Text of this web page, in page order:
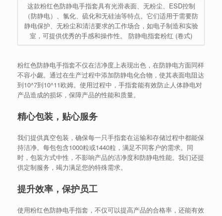
这款粉红色防静电手指套具有光滑表面、无粉尘、ESD控制
（防静电）、氯化、硫化和无硅油等特点。它们适用于需要防
静电保护、无粉尘和清洁要求的工作场合，如电子制造和实验
室，可提供优秀的手感和操作性。 防静电指套粉红 (卷式)
粉红色防静电手指套不仅在洁净度上表现出色，在防静电方面同样
不容小觑。通过在生产过程中添加防静电化合物，使其表面电阻达
到10^7到10^11欧姆。使用过程中，手指套能有效防止人体静电对
产品造成的损坏，保障产品的性能和质量。
精心包装，贴心服务
我们提供真空包装，确保每一只手指套在运输和存储过程中都能保
持洁净。每包包含1000粒或1440粒，满足不同客户的需求。同
时，包装方式中性，不影响产品的洁净度和防静电性能。我们还提
供定制服务，竭力满足您的特殊需求。
提升效率，保护员工
使用粉红色防静电手指套，不仅可以提高产品的合格率，还能有效